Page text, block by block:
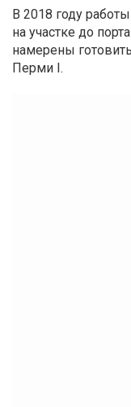
В 2018 году
на участке до
намерены
Перми I.